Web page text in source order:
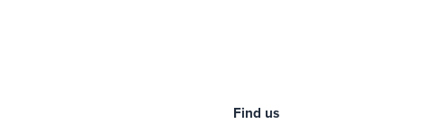
Find us